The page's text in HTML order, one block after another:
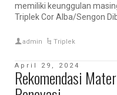
memiliki keunggulan
Triplek Cor Alba/Sengon
admin Triplek
April 29, 2024
Rekomendasi